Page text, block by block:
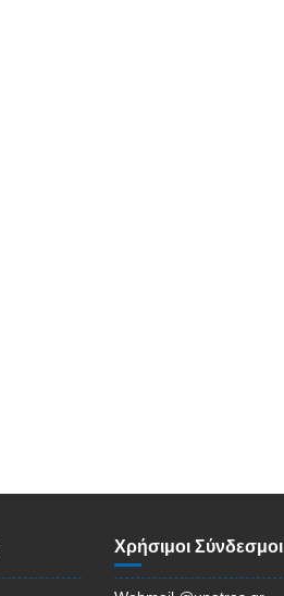
Χρήσιμοι Σύνδεσμοι